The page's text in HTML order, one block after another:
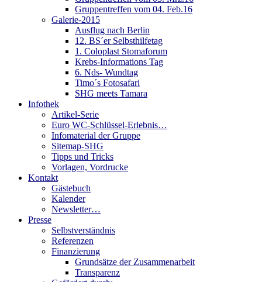
Gruppentreffen vom 04. Feb.16
Galerie-2015
Ausflug nach Berlin
12. BS´er Selbsthilfetag
1. Coloplast Stomaforum
Krebs-Informations Tag
6. Nds- Wundtag
Timo´s Fotosafari
SHG meets Tamara
Infothek
Artikel-Serie
Euro WC-Schlüssel-Erlebnis…
Infomaterial der Gruppe
Sitemap-SHG
Tipps und Tricks
Vorlagen, Vordrucke
Kontakt
Gästebuch
Kalender
Newsletter…
Presse
Selbstverständnis
Referenzen
Finanzierung
Grundsätze der Zusammenarbeit
Transparenz